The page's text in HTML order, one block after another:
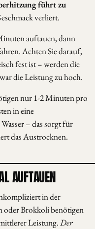
führt zu
verliert.
auftauen, dann
Achten Sie darauf,
fest ist – werden die
die Leistung zu hoch.
nur 1-2 Minuten pro
in eine
– das sorgt für
das Austrocknen.
AUFTAUEN
in der
oder Brokkoli benötigen
Leistung.Der